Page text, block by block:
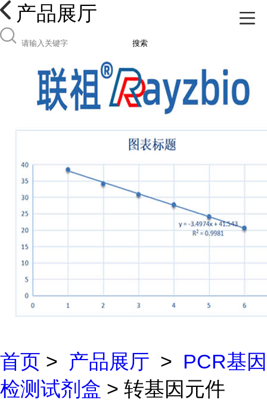
产品展厅
搜索
首页 > 产品展厅 > PCR基因
检测试剂盒 > 转基因元件